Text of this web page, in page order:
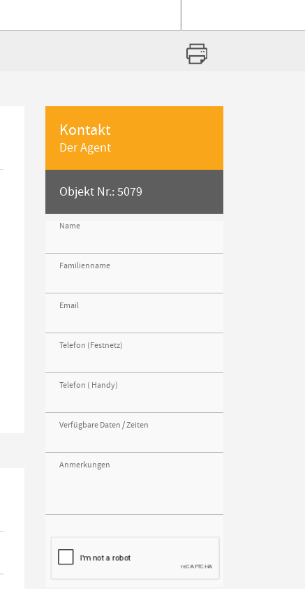
Kontakt
Der Agent
Objekt Nr.: 5079
Name
Familienname
Email
Telefon (Festnetz)
Telefon ( Handy)
Verfügbare Daten / Zeiten
Anmerkungen